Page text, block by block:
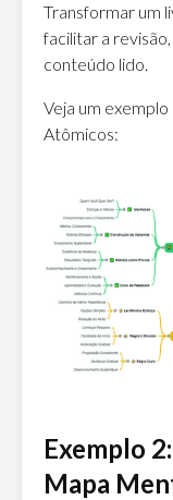
Transformar um
facilitar a
conteúdo lido.
Veja um
Atômicos:
Exemplo
Mapa